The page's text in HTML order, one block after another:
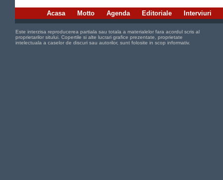
Acasa Motto Agenda Editoriale Interviuri
Este interzisa reproducerea partiala sau totala a materialelor fara acordul scris al
proprietarilor sitului. Copertile si alte lucrari grafice prezentate, proprietate
intelectuala a caselor de discuri sau autorilor, sunt folosite in scop informativ.